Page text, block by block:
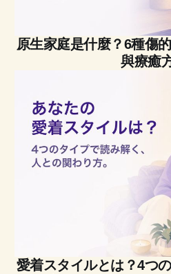
原生家庭是什麼？6種傷
與療癒
愛着スタイルとは？4つ